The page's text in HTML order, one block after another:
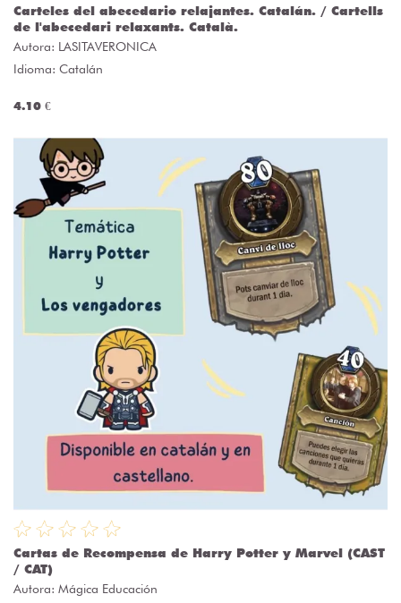
Carteles del abecedario relajantes. Catalán. / Cartells
de l'abecedari relaxants. Català.
Autora: LASITAVERONICA
Idioma: Catalán
4.10 €
Cartas de Recompensa de Harry Potter y Marvel (CAST
/ CAT)
Autora: Mágica Educación